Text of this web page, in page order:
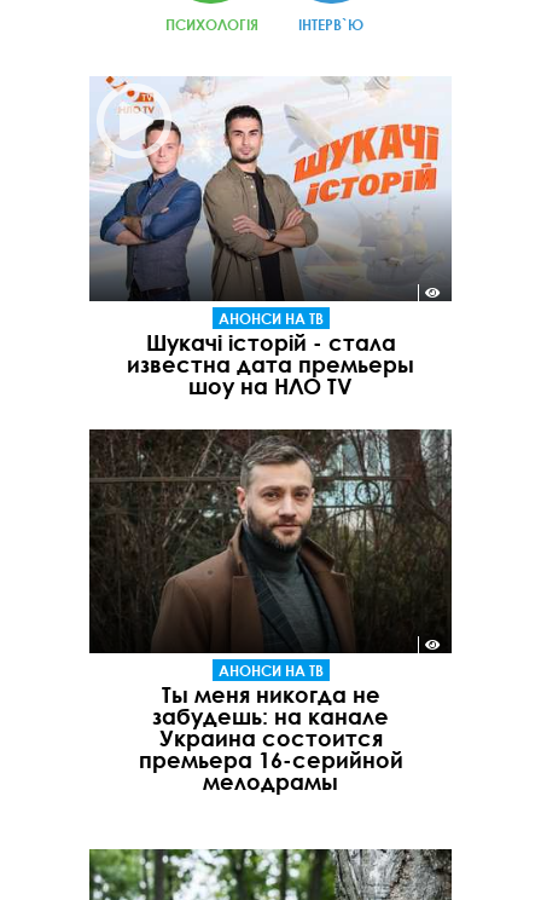
ПСИХОЛОГІЯ ІНТЕРВ`Ю
АНОНСИ НА ТВ
Шукачі історій - стала
известна дата премьеры
шоу на НЛО TV
АНОНСИ НА ТВ
Ты меня никогда не
забудешь: на канале
Украина состоится
премьера 16-серийной
мелодрамы